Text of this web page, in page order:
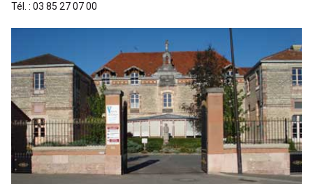
Tél. : 03 85 27 07 00